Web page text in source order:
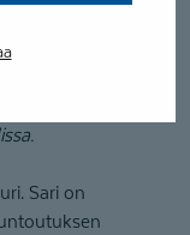
Sari on